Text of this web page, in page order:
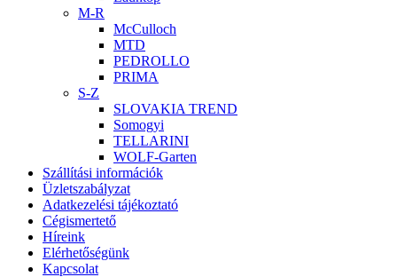
M-R
McCulloch
MTD
PEDROLLO
PRIMA
S-Z
SLOVAKIA TREND
Somogyi
TELLARINI
WOLF-Garten
Szállítási információk
Üzletszabályzat
Adatkezelési tájékoztató
Cégismertető
Híreink
Elérhetőségünk
Kapcsolat